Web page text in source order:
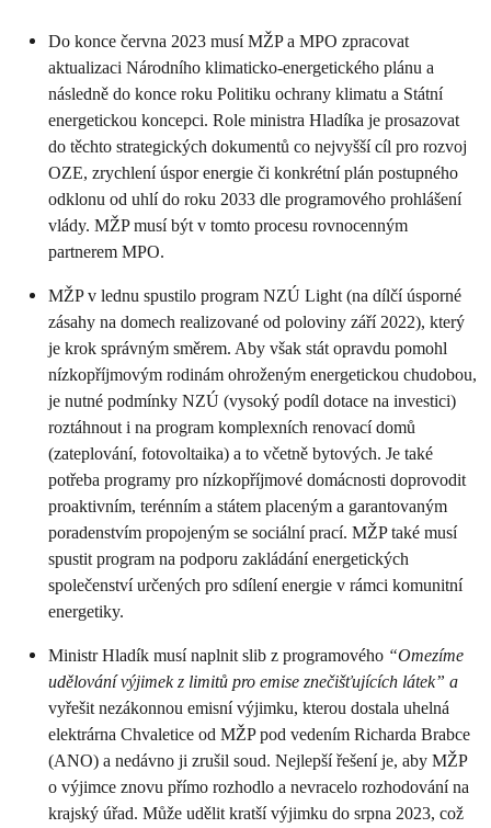
Do konce června 2023 musí MŽP a MPO zpracovat
aktualizaci Národního klimaticko-energetického plánu a
následně do konce roku Politiku ochrany klimatu a Státní
energetickou koncepci. Role ministra Hladíka je prosazovat
do těchto strategických dokumentů co nejvyšší cíl pro rozvoj
OZE, zrychlení úspor energie či konkrétní plán postupného
odklonu od uhlí do roku 2033 dle programového prohlášení
vlády. MŽP musí být v tomto procesu rovnocenným
partnerem MPO.
MŽP v lednu spustilo program NZÚ Light (na dílčí úsporné
zásahy na domech realizované od poloviny září 2022), který
je krok správným směrem. Aby však stát opravdu pomohl
nízkopříjmovým rodinám ohroženým energetickou chudobou,
je nutné podmínky NZÚ (vysoký podíl dotace na investici)
roztáhnout i na program komplexních renovací domů
(zateplování, fotovoltaika) a to včetně bytových. Je také
potřeba programy pro nízkopříjmové domácnosti doprovodit
proaktivním, terénním a státem placeným a garantovaným
poradenstvím propojeným se sociální prací. MŽP také musí
spustit program na podporu zakládání energetických
společenství určených pro sdílení energie v rámci komunitní
energetiky.
Ministr Hladík musí naplnit slib z programového “Omezíme
udělování výjimek z limitů pro emise znečišťujících látek” a
vyřešit nezákonnou emisní výjimku, kterou dostala uhelná
elektrárna Chvaletice od MŽP pod vedením Richarda Brabce
(ANO) a nedávno ji zrušil soud. Nejlepší řešení je, aby MŽP
o výjimce znovu přímo rozhodlo a nevracelo rozhodování na
krajský úřad. Může udělit kratší výjimku do srpna 2023, což